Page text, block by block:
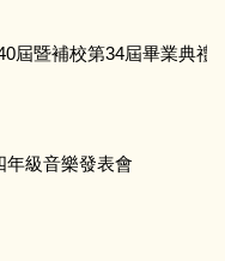
屆暨補校第34屆畢業典禮
年級音樂發表會